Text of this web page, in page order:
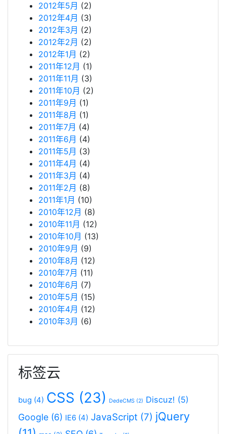
2012年5月 (2)
2012年4月 (3)
2012年3月 (2)
2012年2月 (2)
2012年1月 (2)
2011年12月 (1)
2011年11月 (3)
2011年10月 (2)
2011年9月 (1)
2011年8月 (1)
2011年7月 (4)
2011年6月 (4)
2011年5月 (3)
2011年4月 (4)
2011年3月 (4)
2011年2月 (8)
2011年1月 (10)
2010年12月 (8)
2010年11月 (12)
2010年10月 (13)
2010年9月 (9)
2010年8月 (12)
2010年7月 (11)
2010年6月 (7)
2010年5月 (15)
2010年4月 (12)
2010年3月 (6)
标签云
bug (4) CSS (23) DedeCMS (2) Discuz! (5)
Google (6) IE6 (4) JavaScript (7) jQuery